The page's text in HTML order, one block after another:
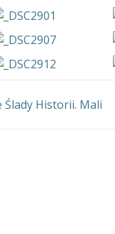
Ślady Historii. Mali